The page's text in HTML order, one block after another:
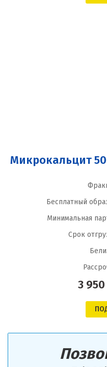
Микрокальцит
Бесплатный
Минимальная
Срок
3 950